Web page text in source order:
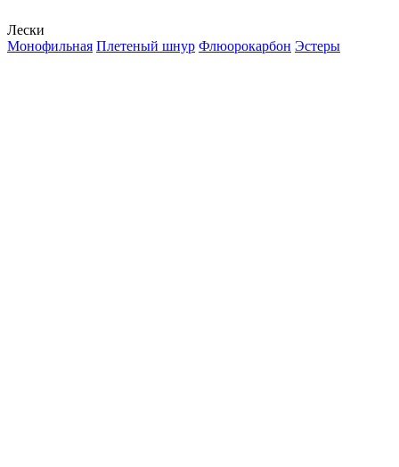
Лески
Монофильная Плетеный шнур Флюорокарбон Эстеры